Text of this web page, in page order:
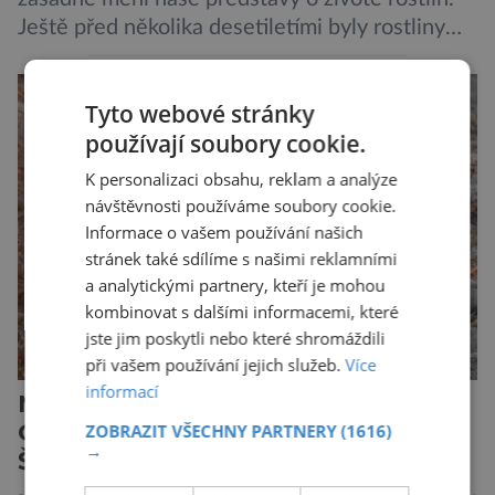
Ještě před několika desetiletími byly rostliny
považovány za tiché a pasivní organismy, které
pouze reagují na změny prostředí. Moderní
výzkum však ukazuje, že skutečnost je mnohem
zajímavější. Rostliny totiž dokážou své okolí
vnímat prostřednictvím mechanických podnětů
a samy také vydávají zvuky […]
Nejodvážnější zvíře podle
Guinnessovy knihy rekordů?
Šelmička s pruhem na hřbetě!
Tyto webové stránky
používají soubory cookie.
K personalizaci obsahu, reklam a analýze
návštěvnosti používáme soubory cookie.
Informace o vašem používání našich
stránek také sdílíme s našimi reklamními
a analytickými partnery, kteří je mohou
kombinovat s dalšími informacemi, které
jste jim poskytli nebo které shromáždili
při vašem používání jejich služeb.Více
informací
ZOBRAZIT VŠECHNY PARTNERY(1616)
→